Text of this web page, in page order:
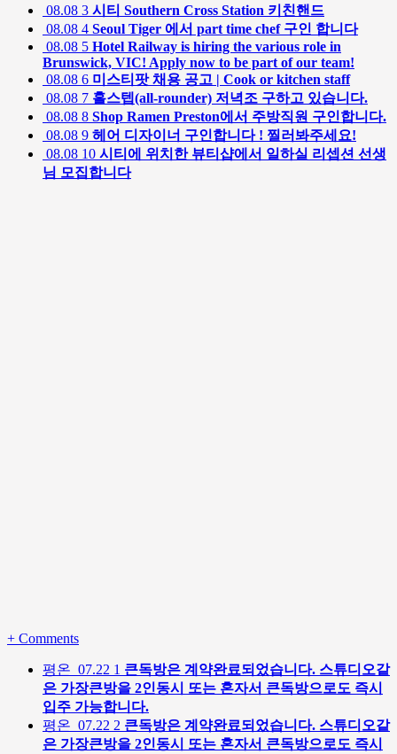
08.08 3 시티 Southern Cross Station 키친핸드
08.08 4 Seoul Tiger 에서 part time chef 구인 합니다
08.08 5 Hotel Railway is hiring the various role in
Brunswick, VIC! Apply now to be part of our team!
08.08 6 미스티팟 채용 공고 | Cook or kitchen staff
08.08 7 홀스텝(all-rounder) 저녁조 구하고 있습니다.
08.08 8 Shop Ramen Preston에서 주방직원 구인합니다.
08.08 9 헤어 디자이너 구인합니다 ! 찔러봐주세요!
08.08 10 시티에 위치한 뷰티샵에서 일하실 리셉션 선생
님 모집합니다
+ Comments
평온 07.22 1 큰독방은 계약완료되었습니다. 스튜디오같
은 가장큰방을 2인동시 또는 혼자서 큰독방으로도 즉시
입주 가능합니다.
평온 07.22 2 큰독방은 계약완료되었습니다. 스튜디오같
은 가장큰방을 2인동시 또는 혼자서 큰독방으로도 즉시